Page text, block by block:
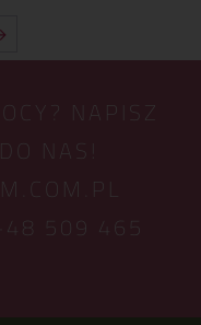
NAPISZ
NAS!
509 465